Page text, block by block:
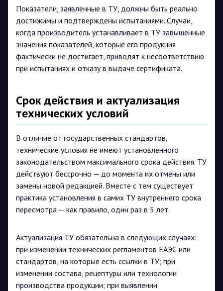
Показатели, заявленные в ТУ, должны быть реально
достижимы и подтверждены испытаниями. Случаи,
когда производитель устанавливает в ТУ завышенные
значения показателей, которые его продукция
фактически не достигает, приводят к несоответствию
при испытаниях и отказу в выдаче сертификата.
Срок действия и актуализация
технических условий
В отличие от государственных стандартов,
технические условия не имеют установленного
законодательством максимального срока действия. ТУ
действуют бессрочно — до момента их отмены или
замены новой редакцией. Вместе с тем существует
практика установления в самих ТУ внутреннего срока
пересмотра — как правило, один раз в 5 лет.
Актуализация ТУ обязательна в следующих случаях:
при изменении технических регламентов ЕАЭС или
стандартов, на которые есть ссылки в ТУ; при
изменении состава, рецептуры или технологии
производства продукции; при выявлении